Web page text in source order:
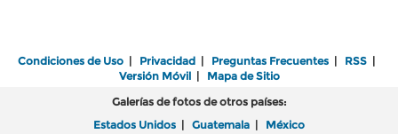
Condiciones de Uso | Privacidad | Preguntas Frecuentes | RSS |
Versión Móvil| Mapa de Sitio
Galerías de fotos de otros países:
Estados Unidos | Guatemala | México